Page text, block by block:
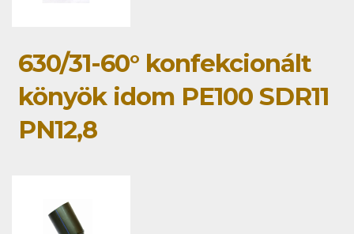
630/31-60° konfekcionált
könyök idom PE100 SDR11
PN12,8